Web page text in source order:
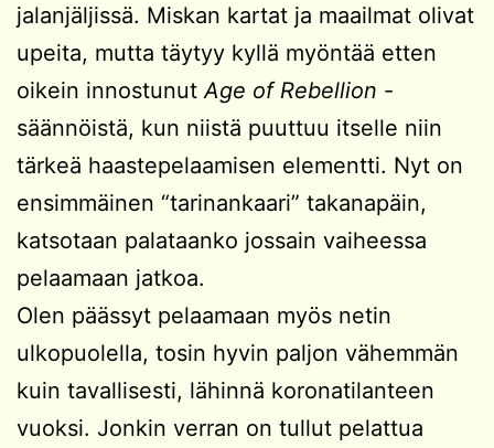
jalanjäljissä. Miskan kartat ja maailmat olivat
upeita, mutta täytyy kyllä myöntää etten
oikein innostunut Age of Rebellion -
säännöistä, kun niistä puuttuu itselle niin
tärkeä haastepelaamisen elementti. Nyt on
ensimmäinen “tarinankaari” takanapäin,
katsotaan palataanko jossain vaiheessa
pelaamaan jatkoa.
Olen päässyt pelaamaan myös netin
ulkopuolella, tosin hyvin paljon vähemmän
kuin tavallisesti, lähinnä koronatilanteen
vuoksi. Jonkin verran on tullut pelattua